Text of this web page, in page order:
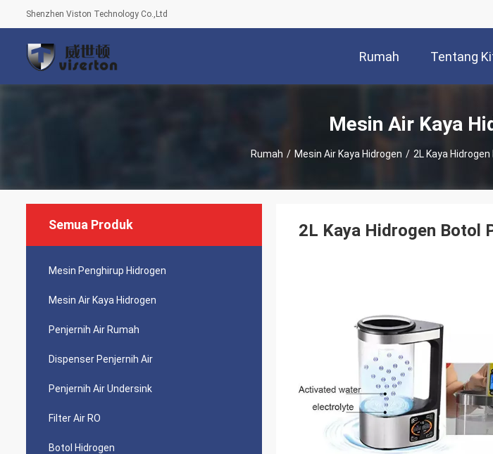
Shenzhen Viston Technology Co.,Ltd
Rumah Tentang
Mesin Air Kaya
Rumah / Mesin Air Kaya Hidrogen / 2L Kaya
Semua Produk
Mesin Penghirup Hidrogen
Mesin Air Kaya Hidrogen
Penjernih Air Rumah
Dispenser Penjernih Air
Penjernih Air Undersink
Filter Air RO
Botol Hidrogen
2L Kaya Hidrogen Botol